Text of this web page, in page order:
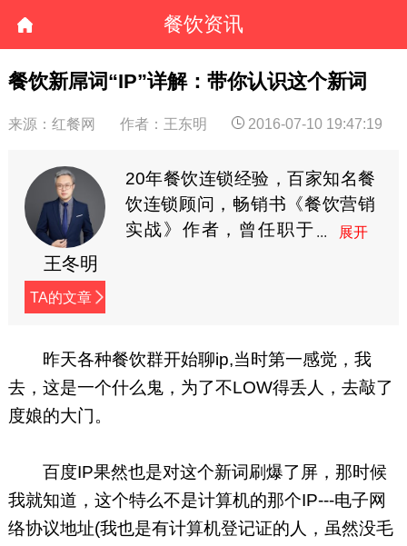
餐饮资讯
餐饮新屌词“IP”详解：带你认识这个新词
来源：红餐网 作者：王东明 2016-07-10 19:47:19
王冬明
TA的文章
20年餐饮连锁经验，百家知名餐
饮连锁顾问，畅销书《餐饮营销
实战》作者，曾任职于
道消息（cyxdxx）。
昨天各种餐饮群开始聊ip,当时第一感觉，我
去，这是一个什么鬼，为了不LOW得丢人，去敲了
度娘的大门。
百度IP果然也是对这个新词刷爆了屏，那时候
我就知道，这个特么不是计算机的那个IP---电子网
络协议地址(我也是有计算机登记证的人，虽然没毛